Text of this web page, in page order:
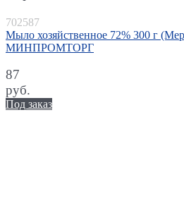
702587
Мыло хозяйственное 72% 300 г
МИНПРОМТОРГ
87
руб.
Под заказ